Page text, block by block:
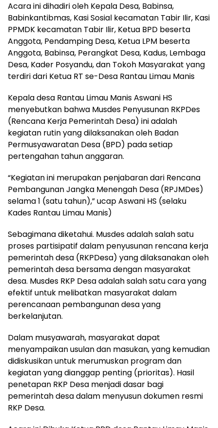
Acara ini dihadiri oleh Kepala Desa, Babinsa,
Babinkantibmas, Kasi Sosial kecamatan Tabir Ilir, Kasi
PPMDK kecamatan Tabir Ilir, Ketua BPD beserta
Anggota, Pendamping Desa, Ketua LPM beserta
Anggota, Babinsa, Perangkat Desa, Kadus, Lembaga
Desa, Kader Posyandu, dan Tokoh Masyarakat yang
terdiri dari Ketua RT se-Desa Rantau Limau Manis
Kepala desa Rantau Limau Manis Aswani HS
menyebutkan bahwa Musdes Penyusunan RKPDes
(Rencana Kerja Pemerintah Desa) ini adalah
kegiatan rutin yang dilaksanakan oleh Badan
Permusyawaratan Desa (BPD) pada setiap
pertengahan tahun anggaran.
“Kegiatan ini merupakan penjabaran dari Rencana
Pembangunan Jangka Menengah Desa (RPJMDes)
selama 1 (satu tahun),” ucap Aswani HS (selaku
Kades Rantau Limau Manis)
Sebagimana diketahui. Musdes adalah salah satu
proses partisipatif dalam penyusunan rencana kerja
pemerintah desa (RKPDesa) yang dilaksanakan oleh
pemerintah desa bersama dengan masyarakat
desa. Musdes RKP Desa adalah salah satu cara yang
efektif untuk melibatkan masyarakat dalam
perencanaan pembangunan desa yang
berkelanjutan.
Dalam musyawarah, masyarakat dapat
menyampaikan usulan dan masukan, yang kemudian
didiskusikan untuk merumuskan program dan
kegiatan yang dianggap penting (prioritas). Hasil
penetapan RKP Desa menjadi dasar bagi
pemerintah desa dalam menyusun dokumen resmi
RKP Desa.